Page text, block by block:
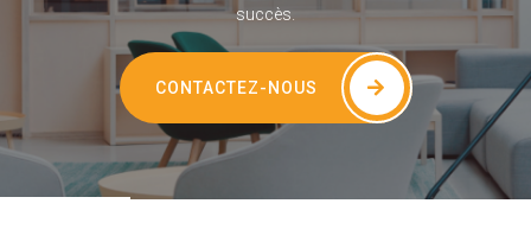
succès.
CONTACTEZ-NOUS